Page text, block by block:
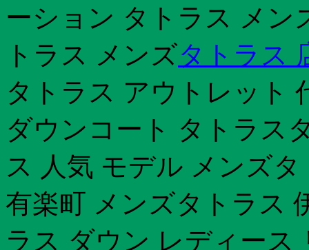
ーション タトラス メン
トラス メンズタトラス
タトラス アウトレット
ダウンコート タトラス
ス 人気 モデル メンズ
有楽町 メンズタトラス
ラス ダウン レディース